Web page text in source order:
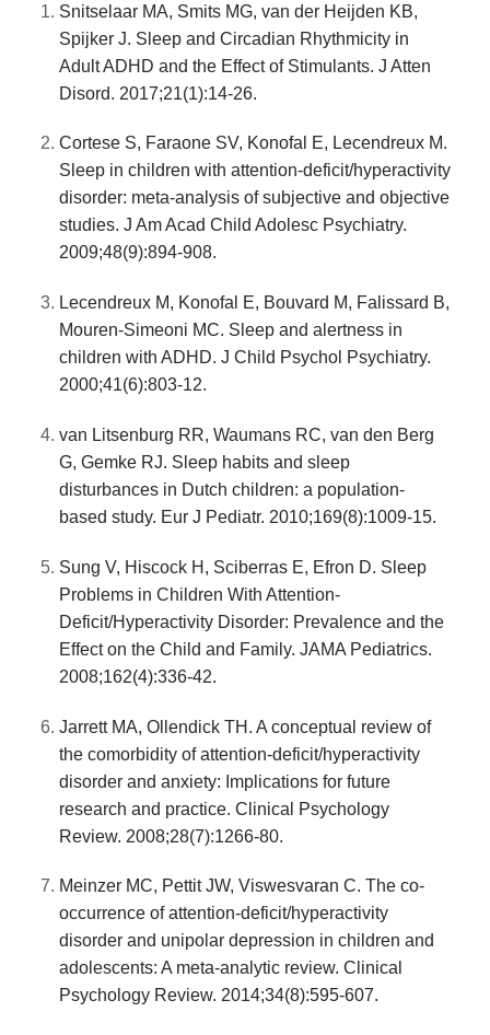
Snitselaar MA, Smits MG, van der Heijden KB,
Spijker J. Sleep and Circadian Rhythmicity in
Adult ADHD and the Effect of Stimulants. J Atten
Disord. 2017;21(1):14-26.
Cortese S, Faraone SV, Konofal E, Lecendreux M.
Sleep in children with attention-deficit/hyperactivity
disorder: meta-analysis of subjective and objective
studies. J Am Acad Child Adolesc Psychiatry.
2009;48(9):894-908.
Lecendreux M, Konofal E, Bouvard M, Falissard B,
Mouren-Simeoni MC. Sleep and alertness in
children with ADHD. J Child Psychol Psychiatry.
2000;41(6):803-12.
van Litsenburg RR, Waumans RC, van den Berg
G, Gemke RJ. Sleep habits and sleep
disturbances in Dutch children: a population-
based study. Eur J Pediatr. 2010;169(8):1009-15.
Sung V, Hiscock H, Sciberras E, Efron D. Sleep
Problems in Children With Attention-
Deficit/Hyperactivity Disorder: Prevalence and the
Effect on the Child and Family. JAMA Pediatrics.
2008;162(4):336-42.
Jarrett MA, Ollendick TH. A conceptual review of
the comorbidity of attention-deficit/hyperactivity
disorder and anxiety: Implications for future
research and practice. Clinical Psychology
Review. 2008;28(7):1266-80.
Meinzer MC, Pettit JW, Viswesvaran C. The co-
occurrence of attention-deficit/hyperactivity
disorder and unipolar depression in children and
adolescents: A meta-analytic review. Clinical
Psychology Review. 2014;34(8):595-607.